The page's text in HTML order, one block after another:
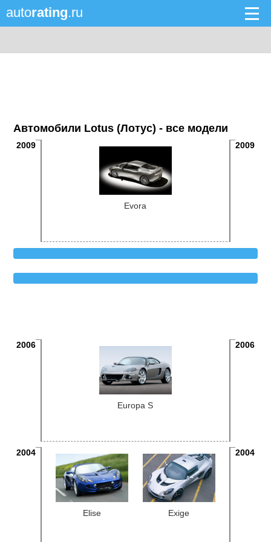
autorating.ru
Автомобили Lotus (Лотус) - все модели
2009 2009
Evora
2006 2006
Europa S
2004 2004
Elise Exige